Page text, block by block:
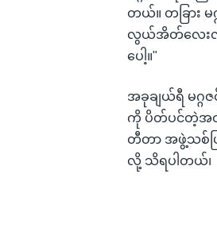
တယ်။ တခြား
လွယ်အိတ်လေးလွ
ပေါ့။"
အခုချယ်ရီ မဂ္ဂ
ကို ပိတ်ပင်တဲ့အထိ
တီတာ အဖွဲ့သစ်ပ
လို့ သိရပါတယ်၊